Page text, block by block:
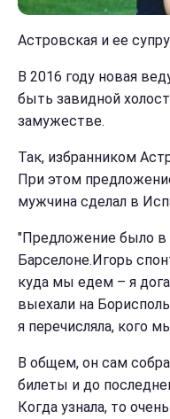
Астровская и ее
В 2016 году новая
быть завидной
замужестве.
Так, избранником
При этом
мужчина сделал в
"Предложение было
Барселоне.Игорь
куда мы едем – я
выехали на
я перечисляла, кого
В общем, он сам
билеты и до
Когда узнала, то